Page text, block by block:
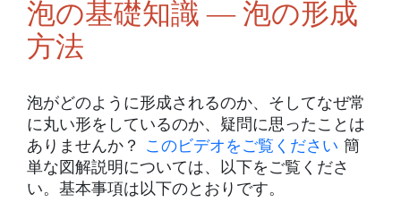
泡の基礎知識 ― 泡の形成
方法
泡がどのように形成されるのか、そしてなぜ常
に丸い形をしているのか、疑問に思ったことは
ありませんか？ このビデオをご覧ください 簡
単な図解説明については、以下をご覧くださ
い。基本事項は以下のとおりです。